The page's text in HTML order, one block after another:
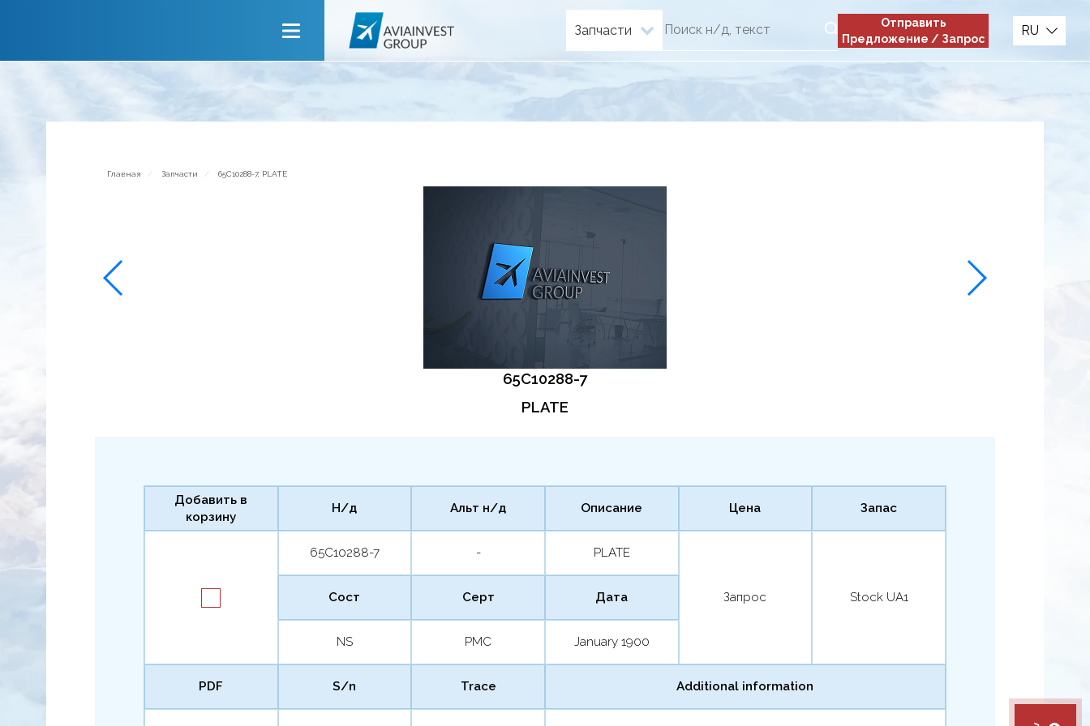
О компании
Новости
Обратная связь
Запчасти
Отправить
Предложение / Запрос
RU
Главная Запчасти 65C10288-7, PLATE
65C10288-7
PLATE
Добавить в
корзину
Н/д
65C10288-7
Альт н/д
-
Описание
PLATE
Цена
Запрос
Запас
Stock UA1
Сост
NS
Серт
PMC
Дата
January 1900
PDF S/n Trace Additional information